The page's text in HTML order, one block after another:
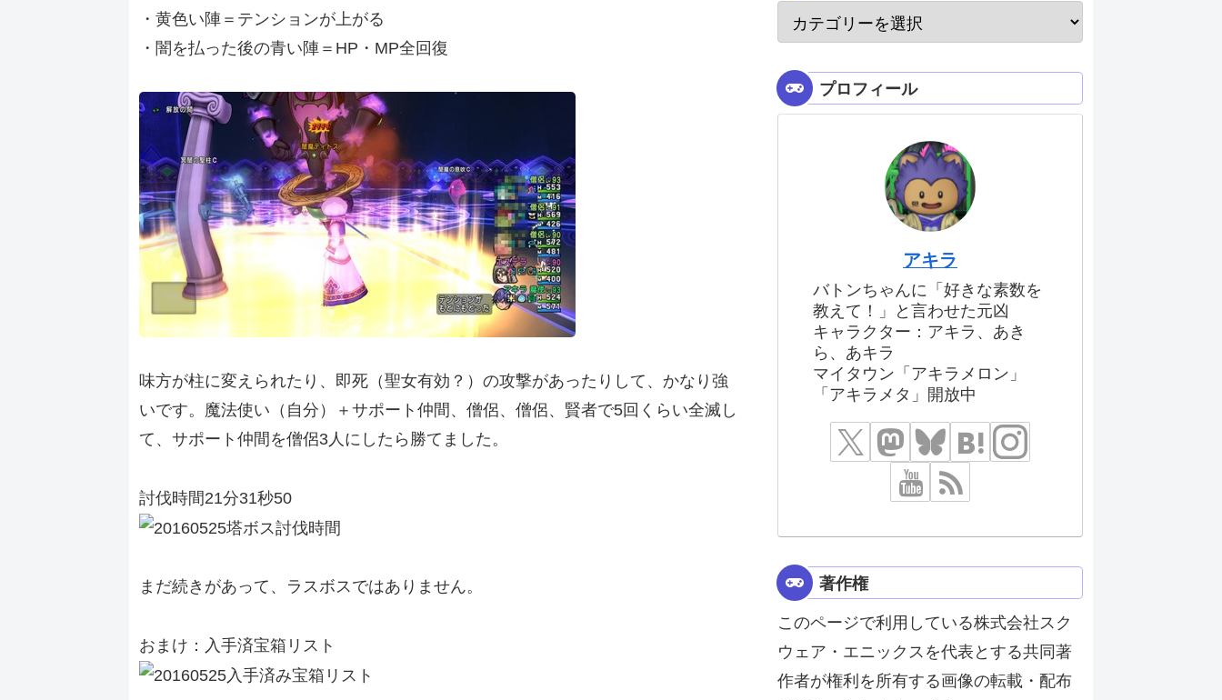
・黄色い陣＝テンションが上がる
・闇を払った後の青い陣＝HP・MP全回復
味方が柱に変えられたり、即死（聖女有効？）の攻撃があったりして、かなり強
いです。魔法使い（自分）＋サポート仲間、僧侶、僧侶、賢者で5回くらい全滅し
て、サポート仲間を僧侶3人にしたら勝てました。
討伐時間21分31秒50
まだ続きがあって、ラスボスではありません。
おまけ：入手済宝箱リスト
プロフィール
アキラ
バトンちゃんに「好きな素数を
教えて！」と言わせた元凶
キャラクター：アキラ、あき
ら、あキラ
マイタウン「アキラメロン」
「アキラメタ」開放中
著作権
このページで利用している株式会社スク
ウェア・エニックスを代表とする共同著
作者が権利を所有する画像の転載・配布